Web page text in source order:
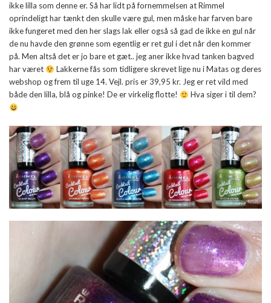
ikke lilla som denne er. Så har lidt på fornemmelsen at Rimmel
oprindeligt har tænkt den skulle være gul, men måske har farven bare
ikke fungeret med den her slags lak eller også så gad de ikke en gul når
de nu havde den grønne som egentlig er ret gul i det når den kommer
på. Men altså det er jo bare et gæt.. jeg aner ikke hvad tanken bagved
har været
Lakkerne fås som tidligere skrevet lige nu i Matas og deres
webshop og frem til uge 14. Vejl. pris er 39,95 kr. Jeg er ret vild med
både den lilla, blå og pinke! De er virkelig flotte!
Hva siger i til dem?